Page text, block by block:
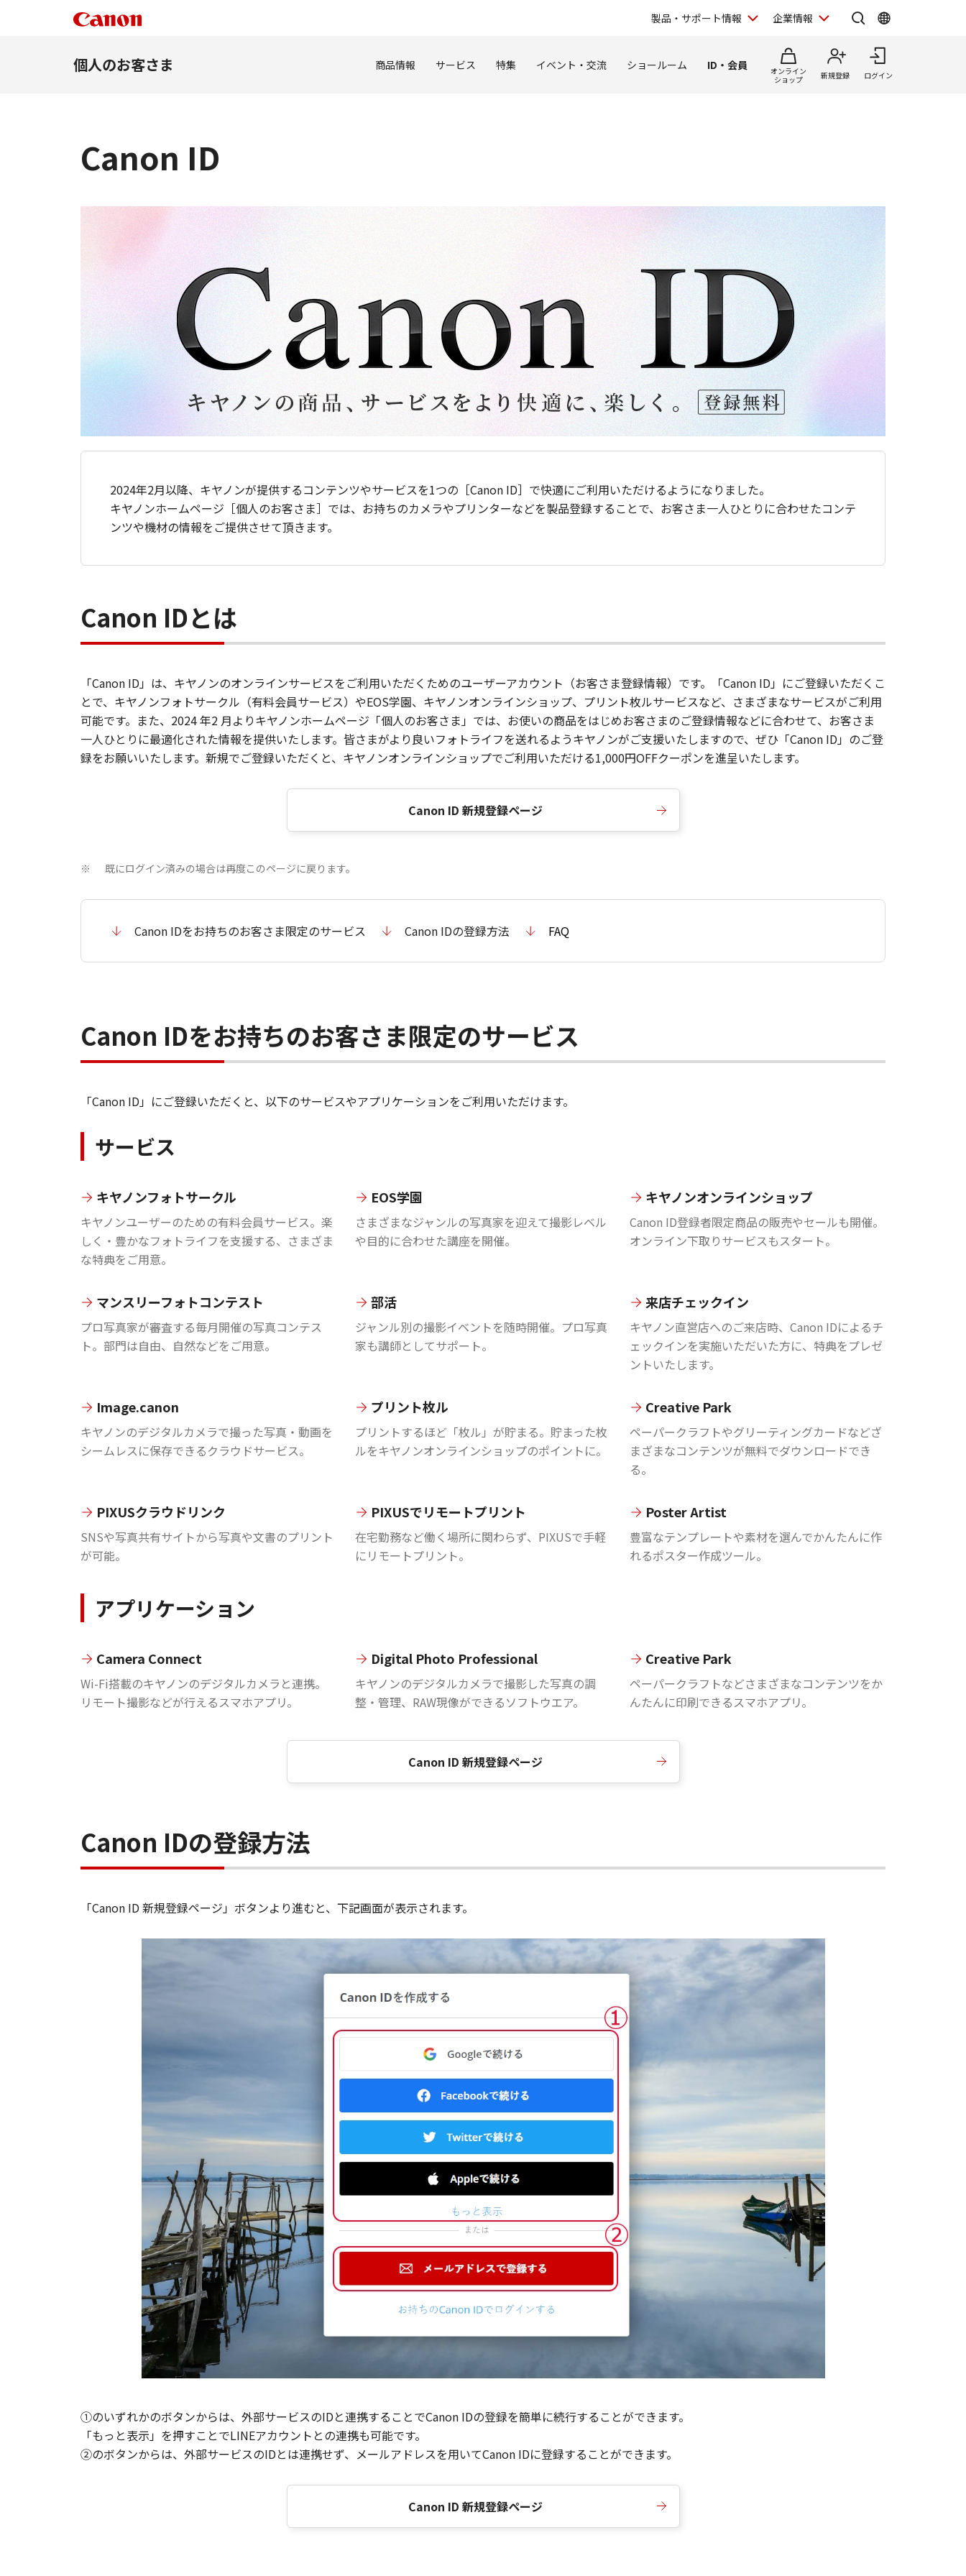
製品・サポート情報 企業情報
個人のお客さま 商品情報 サービス 特集 イベント・交流 ショールーム ID・会員
オンライン
ショップ
新規登録 ログイン
Canon ID
2024年2月以降、キヤノンが提供するコンテンツやサービスを1つの［Canon ID］で快適にご利用いただけるようになりました。
キヤノンホームページ［個人のお客さま］では、お持ちのカメラやプリンターなどを製品登録することで、お客さま一人ひとりに合わせたコンテ
ンツや機材の情報をご提供させて頂きます。
Canon IDとは
「Canon ID」は、キヤノンのオンラインサービスをご利用いただくためのユーザーアカウント（お客さま登録情報）です。「Canon ID」にご登録いただくこ
とで、キヤノンフォトサークル（有料会員サービス）やEOS学園、キヤノンオンラインショップ、プリント枚ルサービスなど、さまざまなサービスがご利用
可能です。また、2024 年2 月よりキヤノンホームページ「個人のお客さま」では、お使いの商品をはじめお客さまのご登録情報などに合わせて、お客さま
一人ひとりに最適化された情報を提供いたします。皆さまがより良いフォトライフを送れるようキヤノンがご支援いたしますので、ぜひ「Canon ID」のご登
録をお願いいたします。新規でご登録いただくと、キヤノンオンラインショップでご利用いただける1,000円OFFクーポンを進呈いたします。
Canon ID 新規登録ページ
※ 既にログイン済みの場合は再度このページに戻ります。
Canon IDをお持ちのお客さま限定のサービス Canon IDの登録方法 FAQ
Canon IDをお持ちのお客さま限定のサービス
「Canon ID」にご登録いただくと、以下のサービスやアプリケーションをご利用いただけます。
サービス
キヤノンフォトサークル
キヤノンユーザーのための有料会員サービス。楽
しく・豊かなフォトライフを支援する、さまざま
な特典をご用意。
EOS学園
さまざまなジャンルの写真家を迎えて撮影レベル
や目的に合わせた講座を開催。
キヤノンオンラインショップ
Canon ID登録者限定商品の販売やセールも開催。
オンライン下取りサービスもスタート。
マンスリーフォトコンテスト
プロ写真家が審査する毎月開催の写真コンテス
ト。部門は自由、自然などをご用意。
部活
ジャンル別の撮影イベントを随時開催。プロ写真
家も講師としてサポート。
来店チェックイン
キヤノン直営店へのご来店時、Canon IDによるチ
ェックインを実施いただいた方に、特典をプレゼ
ントいたします。
Image.canon
キヤノンのデジタルカメラで撮った写真・動画を
シームレスに保存できるクラウドサービス。
プリント枚ル
プリントするほど「枚ル」が貯まる。貯まった枚
ルをキヤノンオンラインショップのポイントに。
Creative Park
ペーパークラフトやグリーティングカードなどざ
まざまなコンテンツが無料でダウンロードでき
る。
PIXUSクラウドリンク
SNSや写真共有サイトから写真や文書のプリント
が可能。
PIXUSでリモートプリント
在宅勤務など働く場所に関わらず、PIXUSで手軽
にリモートプリント。
Poster Artist
豊富なテンプレートや素材を選んでかんたんに作
れるポスター作成ツール。
アプリケーション
Camera Connect
Wi-Fi搭載のキヤノンのデジタルカメラと連携。
リモート撮影などが行えるスマホアプリ。
Digital Photo Professional
キヤノンのデジタルカメラで撮影した写真の調
整・管理、RAW現像ができるソフトウエア。
Creative Park
ペーパークラフトなどさまざまなコンテンツをか
んたんに印刷できるスマホアプリ。
Canon ID 新規登録ページ
Canon IDの登録方法
「Canon ID 新規登録ページ」ボタンより進むと、下記画面が表示されます。
①のいずれかのボタンからは、外部サービスのIDと連携することでCanon IDの登録を簡単に続行することができます。
「もっと表示」を押すことでLINEアカウントとの連携も可能です。
②のボタンからは、外部サービスのIDとは連携せず、メールアドレスを用いてCanon IDに登録することができます。
Canon ID 新規登録ページ